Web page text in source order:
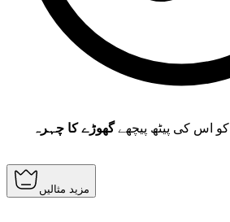
اس کی پیٹھ پیچھےگھوڑے کا چہرہ
مزید مثالیں